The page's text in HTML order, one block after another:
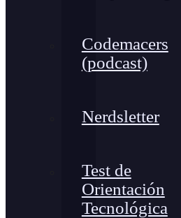
Codemacers
(podcast)
Nerdsletter
Test de
Orientación
Tecnológica